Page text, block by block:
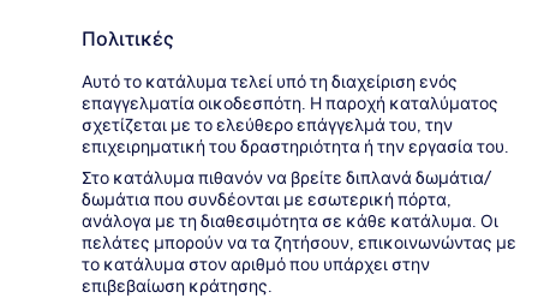
Πολιτικές
Αυτό το κατάλυμα τελεί υπό τη διαχείριση ενός
επαγγελματία οικοδεσπότη. Η παροχή καταλύματος
σχετίζεται με το ελεύθερο επάγγελμά του, την
επιχειρηματική του δραστηριότητα ή την εργασία του.
Στο κατάλυμα πιθανόν να βρείτε διπλανά δωμάτια/
δωμάτια που συνδέονται με εσωτερική πόρτα,
ανάλογα με τη διαθεσιμότητα σε κάθε κατάλυμα. Οι
πελάτες μπορούν να τα ζητήσουν, επικοινωνώντας με
το κατάλυμα στον αριθμό που υπάρχει στην
επιβεβαίωση κράτησης.